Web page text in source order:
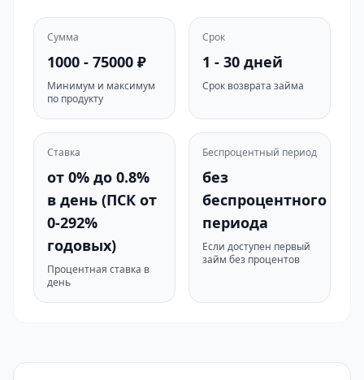
Сумма
1000 - 75000 ₽
Минимум и максимум
по продукту
Срок
1 - 30 дней
Срок возврата займа
Ставка
от 0% до 0.8%
в день (ПСК от
0-292%
годовых)
Процентная ставка в
день
Беспроцентный период
без
беспроцентного
периода
Если доступен первый
займ без процентов